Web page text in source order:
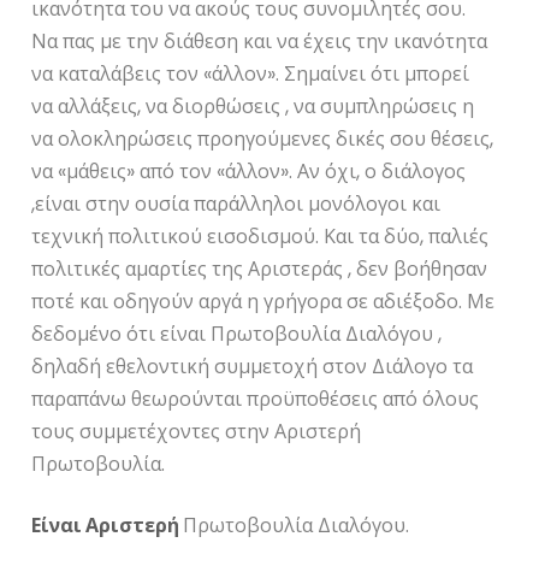
ικανότητα του να ακούς τους συνομιλητές σου.
Να πας με την διάθεση και να έχεις την ικανότητα
να καταλάβεις τον «άλλον». Σημαίνει ότι μπορεί
να αλλάξεις, να διορθώσεις , να συμπληρώσεις η
να ολοκληρώσεις προηγούμενες δικές σου θέσεις,
να «μάθεις» από τον «άλλον». Αν όχι, ο διάλογος
,είναι στην ουσία παράλληλοι μονόλογοι και
τεχνική πολιτικού εισοδισμού. Και τα δύο, παλιές
πολιτικές αμαρτίες της Αριστεράς , δεν βοήθησαν
ποτέ και οδηγούν αργά η γρήγορα σε αδιέξοδο. Με
δεδομένο ότι είναι Πρωτοβουλία Διαλόγου ,
δηλαδή εθελοντική συμμετοχή στον Διάλογο τα
παραπάνω θεωρούνται προϋποθέσεις από όλους
τους συμμετέχοντες στην Αριστερή
Πρωτοβουλία.
Είναι Αριστερή Πρωτοβουλία Διαλόγου.